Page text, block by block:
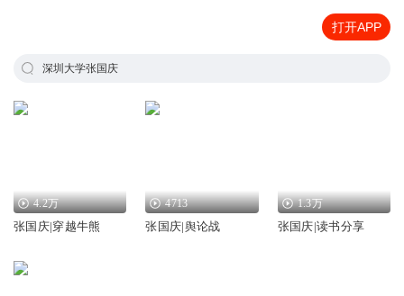
打开APP
深圳大学张国庆
4.2万
张国庆|穿越牛熊
4713
张国庆|舆论战
1.3万
张国庆|读书分享